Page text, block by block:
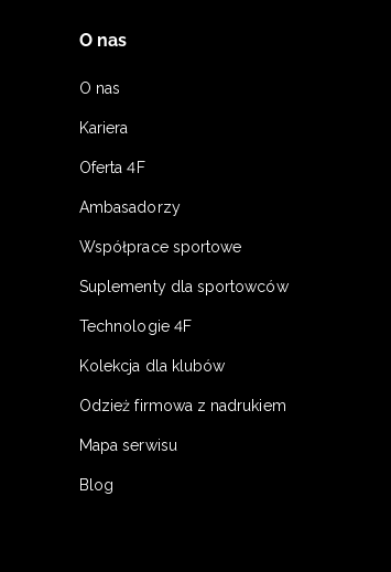
O nas
O nas
Kariera
Oferta 4F
Ambasadorzy
Współprace sportowe
Suplementy dla sportowców
Technologie 4F
Kolekcja dla klubów
Odzież firmowa z nadrukiem
Mapa serwisu
Blog